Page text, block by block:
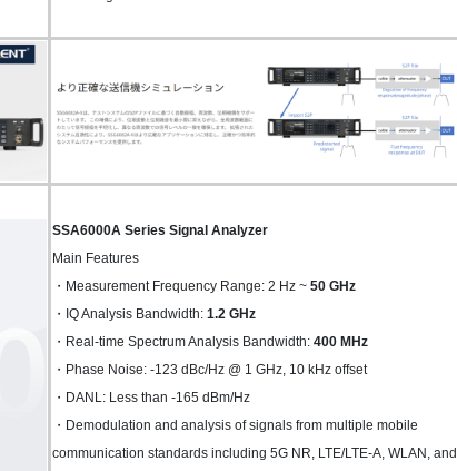
SSA6000A Series Signal Analyzer
Main Features
・Measurement Frequency Range: 2 Hz ~ 50 GHz
・IQ Analysis Bandwidth: 1.2 GHz
・Real-time Spectrum Analysis Bandwidth: 400 MHz
・Phase Noise: -123 dBc/Hz @ 1 GHz, 10 kHz offset
・DANL: Less than -165 dBm/Hz
・Demodulation and analysis of signals from multiple mobile
communication standards including 5G NR, LTE/LTE-A, WLAN, and